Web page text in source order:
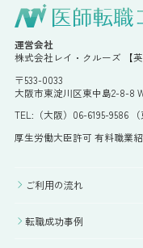
運営会社
株式会社レイ・クルーズ 【英
〒533-0033
大阪市東淀川区東中島2-8-8
TEL:（大阪）06-6195-9586
厚生労働大臣許可 有料職業
ご利用の流れ
転職成功事例